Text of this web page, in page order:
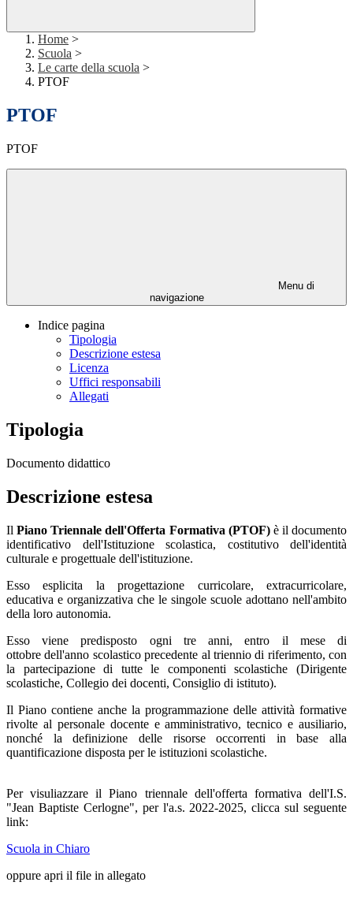
Home >
Scuola >
Le carte della scuola >
PTOF
PTOF
PTOF
Menu di
navigazione
Indice pagina
Tipologia
Descrizione estesa
Licenza
Uffici responsabili
Allegati
Tipologia
Documento didattico
Descrizione estesa
IlPiano Triennale dell'Offerta Formativa (PTOF)è il documento
identificativo dell'Istituzione scolastica, costitutivo dell'identità
culturale e progettuale dell'istituzione.
Esso esplicita la progettazione curricolare, extracurricolare,
educativa e organizzativa che le singole scuole adottano nell'ambito
della loro autonomia.
Esso viene predisposto ogni tre anni, entro il mese di
ottobre dell'anno scolastico precedente al triennio di riferimento, con
la partecipazione di tutte le componenti scolastiche (Dirigente
scolastiche, Collegio dei docenti, Consiglio di istituto).
Il Piano contiene anche la programmazione delle attività formative
rivolte al personale docente e amministrativo, tecnico e ausiliario,
nonché la definizione delle risorse occorrenti in base alla
quantificazione disposta per le istituzioni scolastiche.
Per visuliazzare il Piano triennale dell'offerta formativa dell'I.S.
"Jean Baptiste Cerlogne", per l'a.s. 2022-2025, clicca sul seguente
link:
Scuola in Chiaro
oppure apri il file in allegato